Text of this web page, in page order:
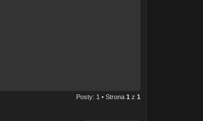
Posty: 1 • Strona 1 z 1